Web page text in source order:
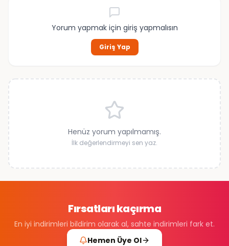
Yorum yapmak için giriş yapmalısın
Giriş Yap
Henüz yorum yapılmamış.
İlk değerlendirmeyi sen yaz.
Fırsatları kaçırma
En iyi indirimleri bildirim olarak al, sahte indirimleri fark et.
Hemen Üye Ol